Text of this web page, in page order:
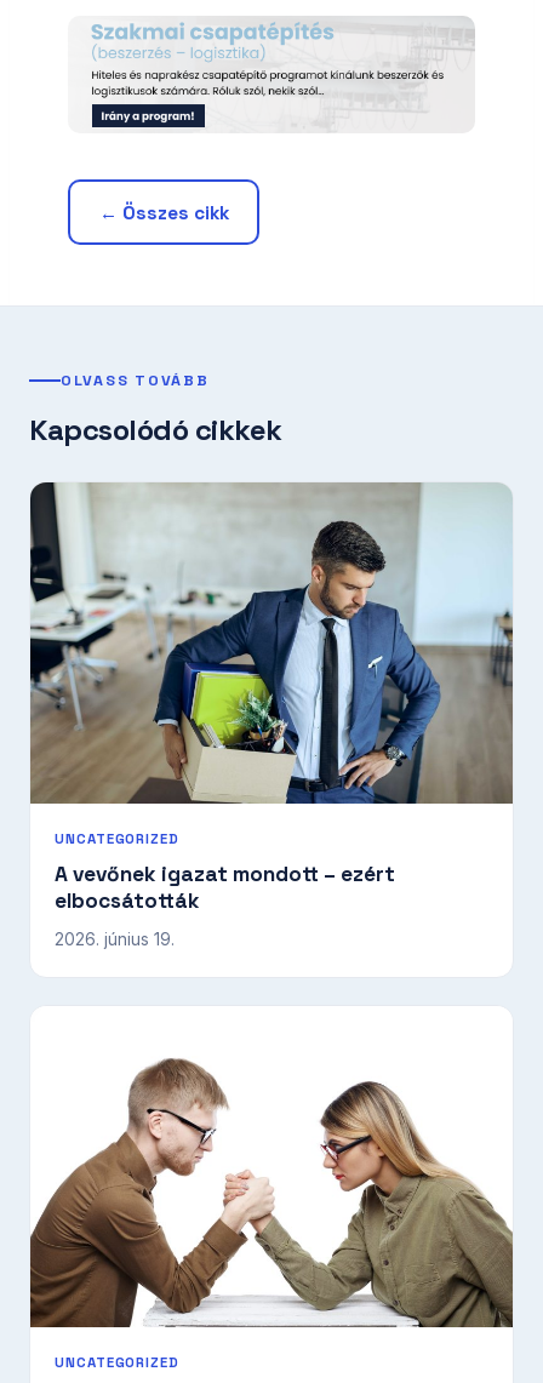
← Összes cikk
OLVASS TOVÁBB
Kapcsolódó cikkek
UNCATEGORIZED
A vevőnek igazat mondott – ezért
elbocsátották
2026. június 19.
UNCATEGORIZED